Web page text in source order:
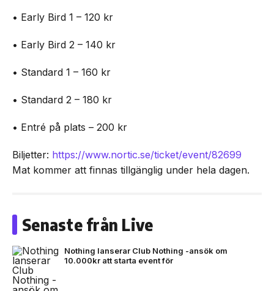
• Early Bird 1 – 120 kr
• Early Bird 2 – 140 kr
• Standard 1 – 160 kr
• Standard 2 – 180 kr
• Entré på plats – 200 kr
Biljetter: https://www.nortic.se/ticket/event/82699
Mat kommer att finnas tillgänglig under hela dagen.
Senaste från Live
Nothing lanserar Club Nothing -ansök om
10.000kr att starta event för